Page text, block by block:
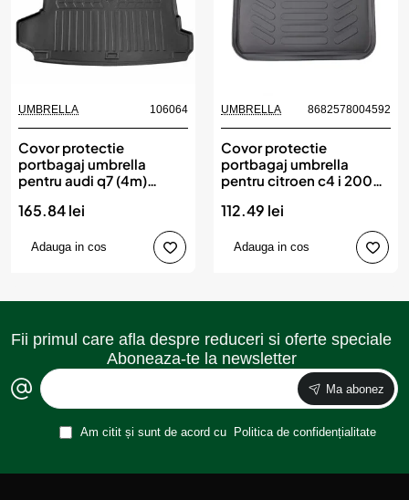
UMBRELLA 106064
Covor protectie
portbagaj umbrella
pentru audi q7 (4m)
165.84 lei
Adauga in cos
UMBRELLA 8682578004592
Covor protectie
portbagaj umbrella
pentru citroen c4 i 2004-
112.49 lei
Adauga in cos
Fii primul care afla despre reduceri si oferte speciale
Aboneaza-te la newsletter
Ma abonez
Am citit și sunt de acord cu Politica de confidențialitate